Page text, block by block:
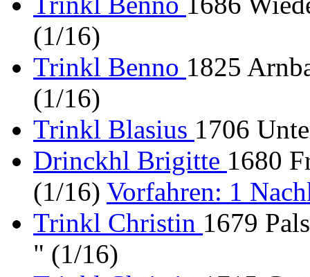
(1/16)
Trinkl Benno 1825
(1/16)
Trinkl Blasius 1706
Drinckhl Brigitte 1680
(1/16) Vorfahren: 1
Trinkl Christin 1679
" (1/16)